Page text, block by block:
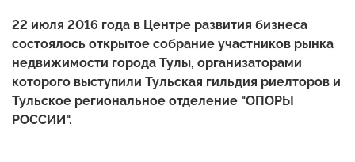
22 июля 2016 года в Центре развития бизнеса
состоялось открытое собрание участников рынка
недвижимости города Тулы, организаторами
которого выступили Тульская гильдия риелторов и
Тульское региональное отделение "ОПОРЫ
РОССИИ".